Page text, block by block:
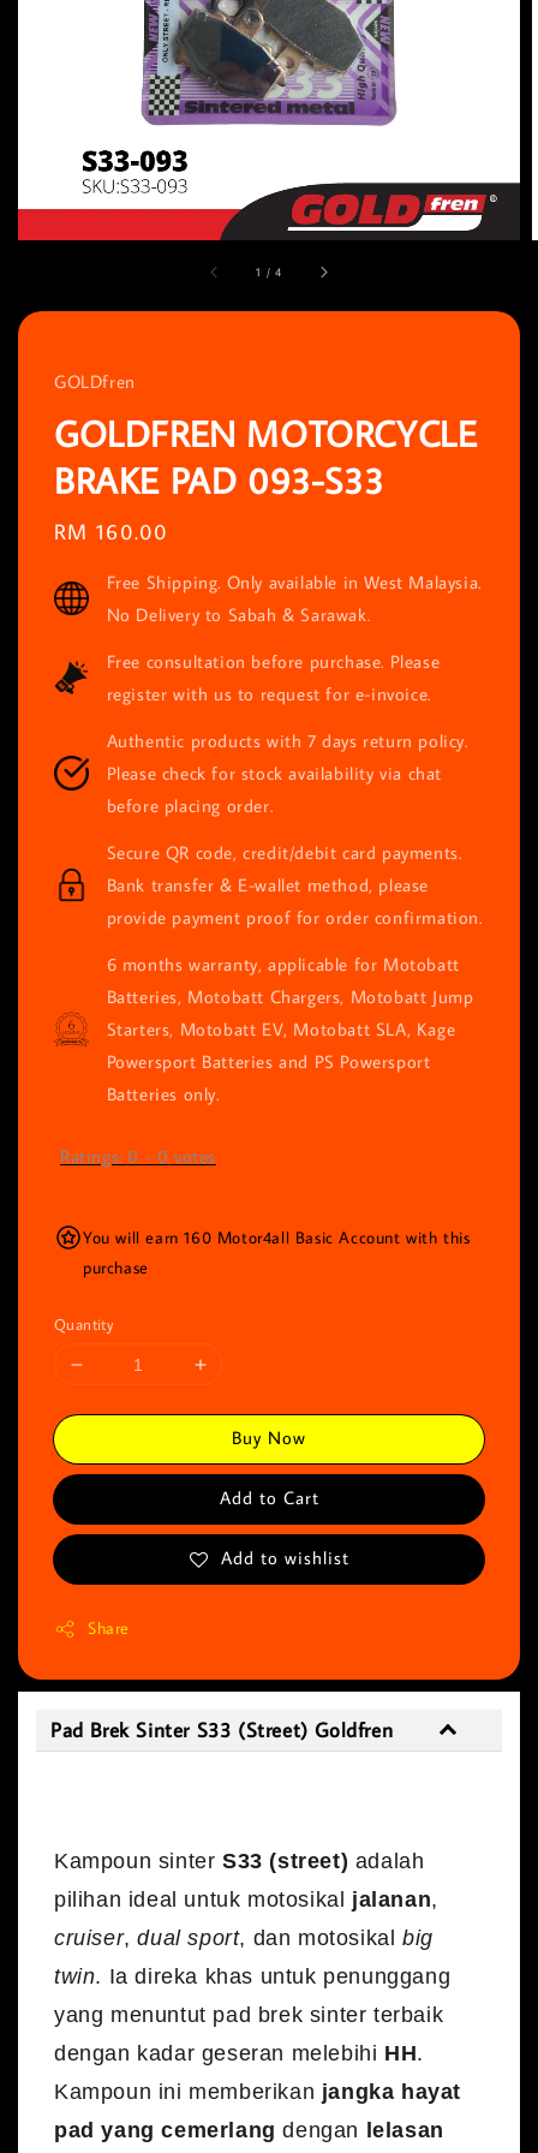
1 /4
GOLDfren
GOLDFREN MOTORCYCLE
BRAKE PAD 093-S33
Regular
RM 160.00
Free Shipping. Only available in West Malaysia.
No Delivery to Sabah & Sarawak.
Free consultation before purchase. Please
register with us to request for e-invoice.
Authentic products with 7 days return policy.
Please check for stock availability via chat
before placing order.
Secure QR code, credit/debit card payments.
Bank transfer & E-wallet method, please
provide payment proof for order confirmation.
6 months warranty, applicable for Motobatt
Batteries, Motobatt Chargers, Motobatt Jump
Starters, Motobatt EV, Motobatt SLA, Kage
Powersport Batteries and PS Powersport
Batteries only.
Ratings: 0 - 0 votes
You will earn 160 Motor4all Basic Account with this
purchase
Quantity
Buy Now
Add to Cart
Add to wishlist
Share
Pad Brek Sinter S33 (Street) Goldfren
Kampoun sinter S33 (street) adalah
pilihan ideal untuk motosikal jalanan,
cruiser,dual sport, dan motosikalbig
twin. Ia direka khas untuk penunggang
yang menuntut pad brek sinter terbaik
dengan kadar geseran melebihi HH.
Kampoun ini memberikan jangka hayat
pad yang cemerlang dengan lelasan